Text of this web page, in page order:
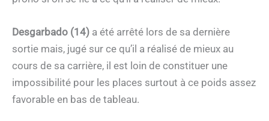
Desgarbado (14) a été arrêté lors de sa dernière
sortie mais, jugé sur ce qu’il a réalisé de mieux au
cours de sa carrière, il est loin de constituer une
impossibilité pour les places surtout à ce poids assez
favorable en bas de tableau.